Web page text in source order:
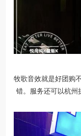
牧歌音效就是好团购
错。服务还可以杭州